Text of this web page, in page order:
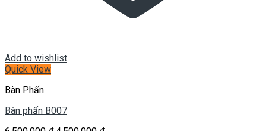
Add to wishlist
Quick View
Bàn Phấn
Bàn phấn B007